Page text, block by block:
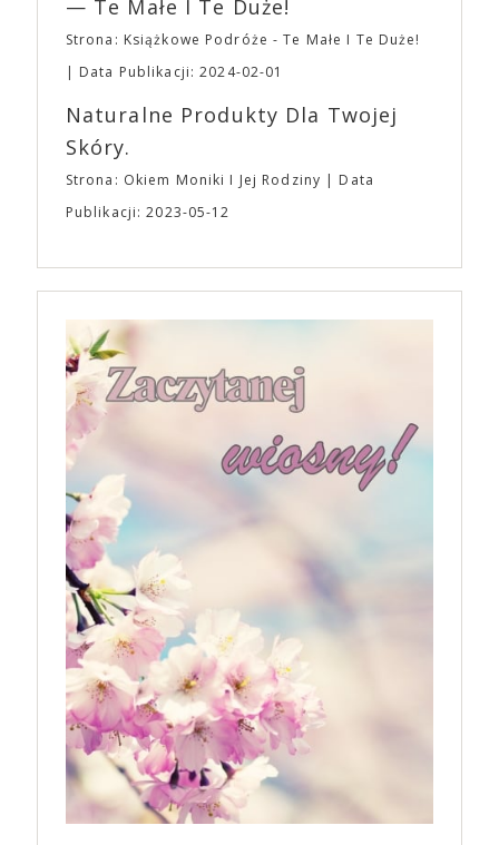
— Te Małe I Te Duże!
Strona: Książkowe Podróże - Te Małe I Te Duże!
Data Publikacji: 2024-02-01
Naturalne Produkty Dla Twojej
Skóry.
Strona: Okiem Moniki I Jej Rodziny
Data
Publikacji: 2023-05-12